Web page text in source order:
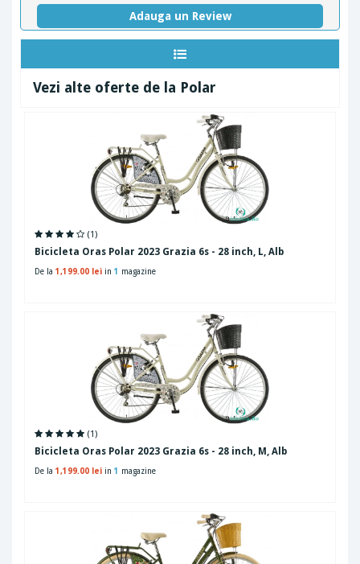
Adauga un Review
Vezi alte oferte de la Polar
(1)
Bicicleta Oras Polar 2023 Grazia 6s - 28 inch, L, Alb
De la 1,199.00 lei in 1 magazine
(1)
Bicicleta Oras Polar 2023 Grazia 6s - 28 inch, M, Alb
De la 1,199.00 lei in 1 magazine